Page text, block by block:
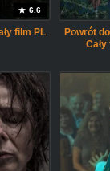
6.6
film PL
Powrót